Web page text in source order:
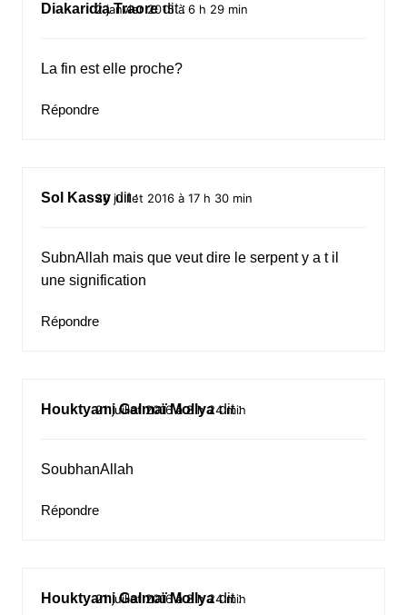
Diakaridia Traore dit :
2 janvier 2015 à 6 h 29 min
La fin est elle proche?
Répondre
Sol Kassy dit :
20 juillet 2016 à 17 h 30 min
SubnAllah mais que veut dire le serpent y a t il
une signification
Répondre
Houktyami Galmaï Mollya dit :
21 juillet 2016 à 8 h 24 min
SoubhanAllah
Répondre
Houktyami Galmaï Mollya dit :
21 juillet 2016 à 8 h 24 min